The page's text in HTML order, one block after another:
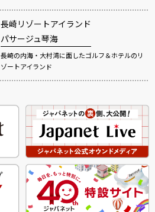
長崎リゾートアイランド
パサージュ琴海
長崎の内海・大村湾に面したゴルフ＆ホテルのリ
ゾートアイランド